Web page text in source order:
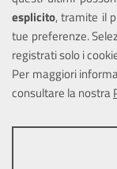
esplicito, tramite il
tue preferenze.
registrati solo i
Per maggiori
consultare la nostra
Informativa
Note legali
Dichiarazione di